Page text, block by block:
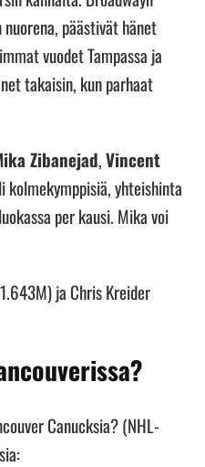
päästivät hänet
vuodet Tampassa ja
takaisin, kun parhaat
Zibanejad,Vincent
kolmekymppisiä, yhteishinta
per kausi. Mika voi
ja Chris Kreider
Canucksia? (NHL-